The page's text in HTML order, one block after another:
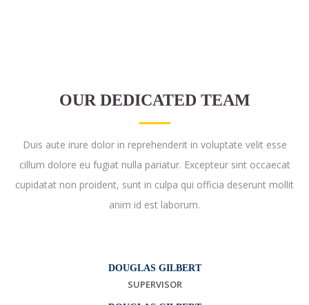
OUR DEDICATED TEAM
Duis aute irure dolor in reprehenderit in voluptate velit esse
cillum dolore eu fugiat nulla pariatur. Excepteur sint occaecat
cupidatat non proident, sunt in culpa qui officia deserunt mollit
anim id est laborum.
DOUGLAS GILBERT
SUPERVISOR